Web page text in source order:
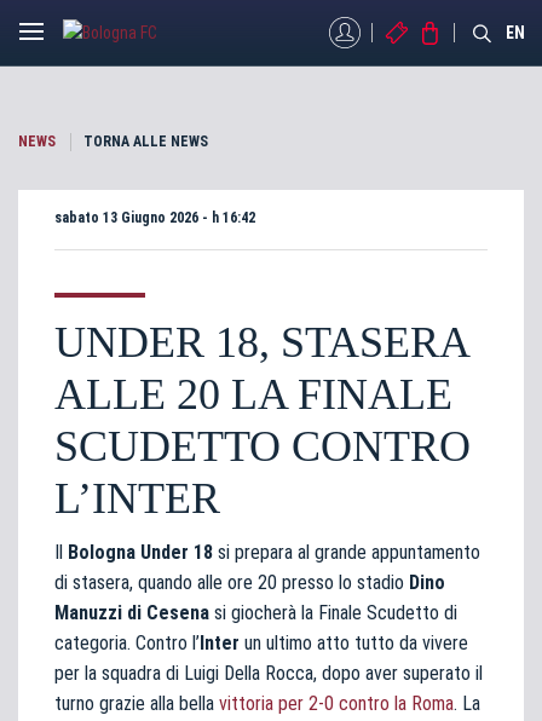
MYBFCBIGLIETTI
STORE EN
NEWS TORNA ALLE NEWS
sabato 13 Giugno 2026 - h 16:42
UNDER 18, STASERA
ALLE 20 LA FINALE
SCUDETTO CONTRO
L’INTER
Il Bologna Under 18 si prepara al grande appuntamento
di stasera, quando alle ore 20 presso lo stadio Dino
Manuzzi di Cesena si giocherà la Finale Scudetto di
categoria. Contro l’Inter un ultimo atto tutto da vivere
per la squadra di Luigi Della Rocca, dopo aver superato il
turno grazie alla bella vittoria per 2-0 contro la Roma. La